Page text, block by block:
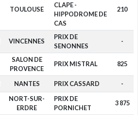
TOULOUSE
CLAPE -
HIPPODROME DE
CAS
210
VINCENNES
PRIX DE
SENONNES
-
SALON DE
PROVENCE
PRIX MISTRAL 825
NANTES PRIX CASSARD -
NORT-SUR-
ERDRE
PRIX DE
PORNICHET
3 875